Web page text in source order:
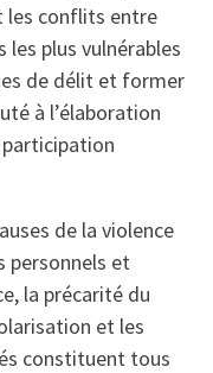
les conflits entre
les plus vulnérables
de délit et former
à l’élaboration
de la violence
personnels et
la précarité du
et les
constituent tous